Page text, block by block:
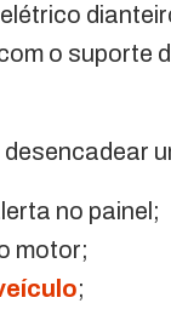
o suporte
no painel;
motor;
;